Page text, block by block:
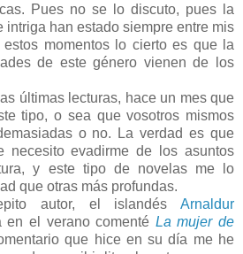
Pues no se lo discuto, pues la
intriga han estado siempre entre mis
estos momentos lo cierto es que la
de este género vienen de los
últimas lecturas, hace un mes que
tipo, o sea que vosotros mismos
o no. La verdad es que
necesito evadirme de los asuntos
y este tipo de novelas me lo
que otras más profundas.
autor, el islandés Arnaldur
en el verano comenté La mujer de
que hice en su día me he